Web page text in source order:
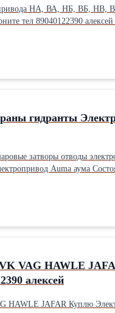
НА, ВА, НБ, ВБ, НВ,
Электропривода НА, ВА, НБ, ВБ, НВ, ВВ, НГ, ВГ, НД, ВД, ПК, ВПК, А так же любые
Самовывоз по всей
гидранты
затворы отводы
VAG HAWLE
алексей
JAFAR Куплю Электропривод